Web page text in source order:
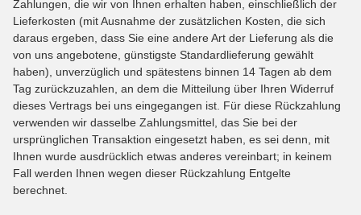
Zahlungen, die wir von Ihnen erhalten haben, einschließlich der
Lieferkosten (mit Ausnahme der zusätzlichen Kosten, die sich
daraus ergeben, dass Sie eine andere Art der Lieferung als die
von uns angebotene, günstigste Standardlieferung gewählt
haben), unverzüglich und spätestens binnen 14 Tagen ab dem
Tag zurückzuzahlen, an dem die Mitteilung über Ihren Widerruf
dieses Vertrags bei uns eingegangen ist. Für diese Rückzahlung
verwenden wir dasselbe Zahlungsmittel, das Sie bei der
ursprünglichen Transaktion eingesetzt haben, es sei denn, mit
Ihnen wurde ausdrücklich etwas anderes vereinbart; in keinem
Fall werden Ihnen wegen dieser Rückzahlung Entgelte
berechnet.